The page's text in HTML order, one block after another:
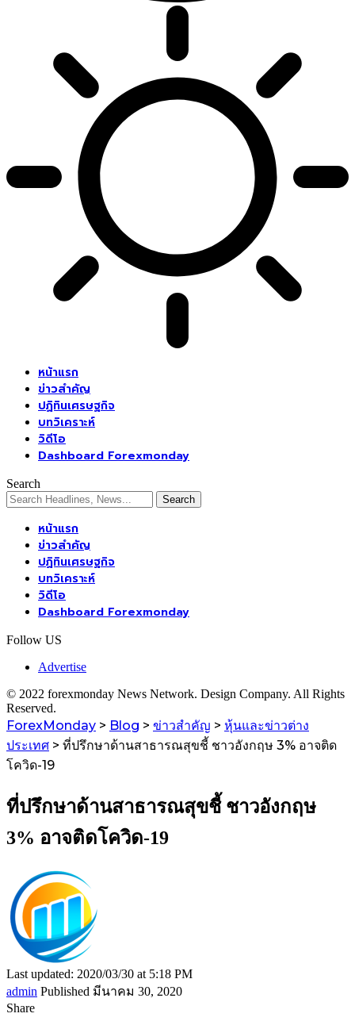
หน้าแรก
ข่าวสำคัญ
ปฏิทินเศรษฐกิจ
บทวิเคราะห์
วิดีโอ
Dashboard Forexmonday
Search
หน้าแรก
ข่าวสำคัญ
ปฏิทินเศรษฐกิจ
บทวิเคราะห์
วิดีโอ
Dashboard Forexmonday
Follow US
Advertise
© 2022 forexmonday News Network. Design Company. All Rights
Reserved.
ForexMonday > Blog > ข่าวสำคัญ > หุ้นและข่าวต่าง
ประเทศ > ที่ปรึกษาด้านสาธารณสุขชี้ ชาวอังกฤษ 3% อาจติด
โควิด-19
ที่ปรึกษาด้านสาธารณสุขชี้ ชาวอังกฤษ
3% อาจติดโควิด-19
Last updated: 2020/03/30 at 5:18 PM
admin Published มีนาคม 30, 2020
Share